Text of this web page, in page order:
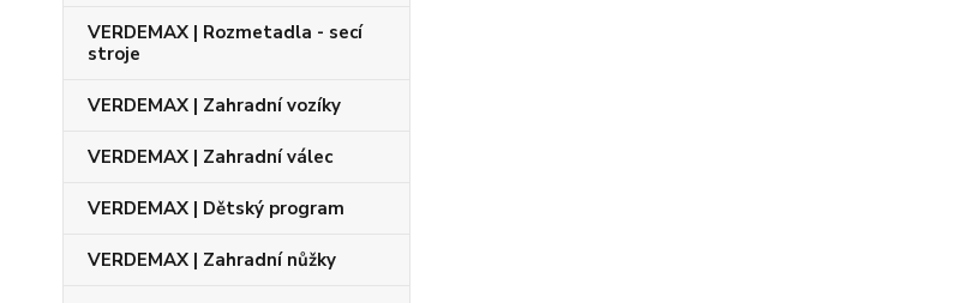
VERDEMAX | Rozmetadla - secí
stroje
VERDEMAX | Zahradní vozíky
VERDEMAX | Zahradní válec
VERDEMAX | Dětský program
VERDEMAX | Zahradní nůžky